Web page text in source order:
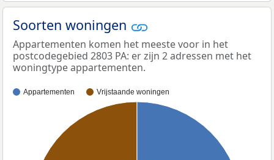
Soorten woningen
Appartementen komen het meeste voor in het
postcodegebied 2803 PA: er zijn 2 adressen met het
woningtype appartementen.
Appartementen Vrijstaande woningen